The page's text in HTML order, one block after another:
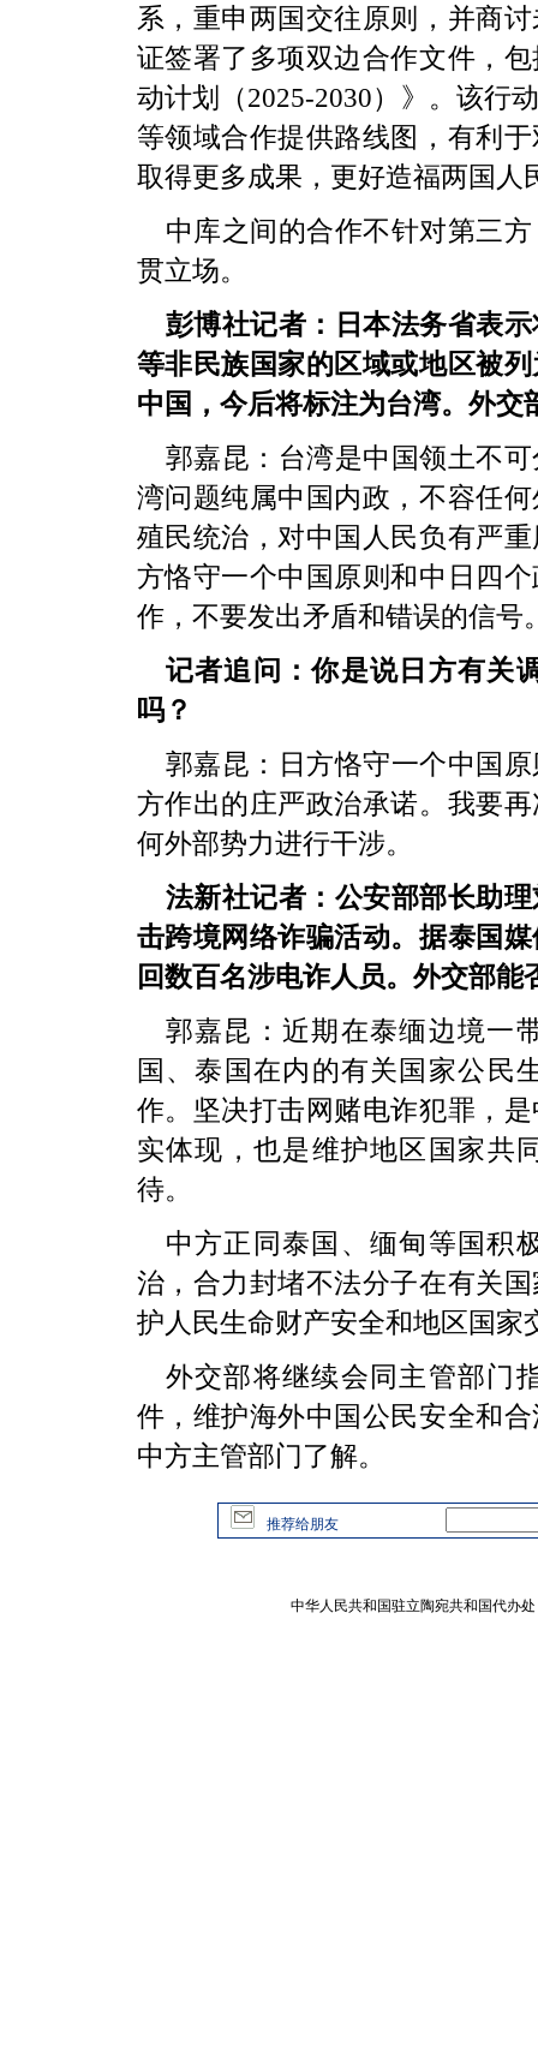
系，重申两国交往原则，并商
证签署了多项双边合作文件，
动计划（2025-2030）》。该行
等领域合作提供路线图，有利
取得更多成果，更好造福两国人
中库之间的合作不针对第三
贯立场。
彭博社记者：日本法务省表
等非民族国家的区域或地区被
中国，今后将标注为台湾。外交
郭嘉昆：台湾是中国领土不
湾问题纯属中国内政，不容任
殖民统治，对中国人民负有严
方恪守一个中国原则和中日四
作，不要发出矛盾和错误的信号
记者追问：你是说日方有关
吗？
郭嘉昆：日方恪守一个中国
方作出的庄严政治承诺。我要
何外部势力进行干涉。
法新社记者：公安部部长助
击跨境网络诈骗活动。据泰国
回数百名涉电诈人员。外交部能
郭嘉昆：近期在泰缅边境一
国、泰国在内的有关国家公民
作。坚决打击网赌电诈犯罪，
实体现，也是维护地区国家共
待。
中方正同泰国、缅甸等国积
治，合力封堵不法分子在有关
护人民生命财产安全和地区国家
外交部将继续会同主管部门
件，维护海外中国公民安全和
中方主管部门了解。
推荐给朋友
中华人民共和国驻立陶宛共和国代办处